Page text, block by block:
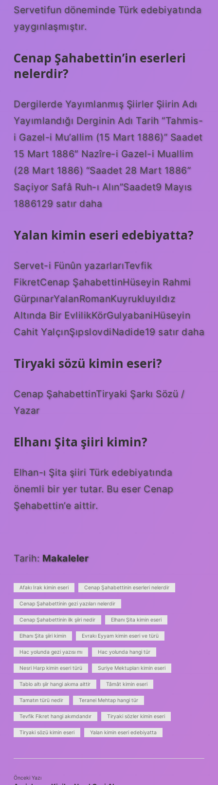
Servetifun döneminde Türk edebiyatında
yaygınlaşmıştır.
Cenap Şahabettin’in eserleri
nelerdir?
Dergilerde Yayımlanmış Şiirler Şiirin Adı
Yayımlandığı Derginin Adı Tarih “Tahmis-
i Gazel-i Mu’allim (15 Mart 1886)” Saadet
15 Mart 1886″ Nazîre-i Gazel-i Muallim
(28 Mart 1886) “Saadet 28 Mart 1886”
Saçiyor Safâ Ruh-ı Alın”Saadet9 Mayıs
1886129 satır daha
Yalan kimin eseri edebiyatta?
Servet-i Fünûn yazarlarıTevfik
FikretCenap ŞahabettinHüseyin Rahmi
GürpınarYalanRomanKuyrukluyıldız
Altında Bir EvlilikKörGulyabaniHüseyin
Cahit YalçınŞıpslovdiNadide19 satır daha
Tiryaki sözü kimin eseri?
Cenap ŞahabettinTiryaki Şarkı Sözü /
Yazar
Elhanı Şita şiiri kimin?
Elhan-ı Şita şiiri Türk edebiyatında
önemli bir yer tutar. Bu eser Cenap
Şehabettin’e aittir.
Tarih: Makaleler
Afakı Irak kimin eseri Cenap Şahabettinin eserleri nelerdir
Cenap Şahabettinin gezi yazıları nelerdir
Cenap Şahabettinin ilk şiiri nedir Elhanı Şita kimin eseri
Elhanı Şita şiiri kimin Evrakı Eyyam kimin eseri ve türü
Hac yolunda gezi yazısı mı Hac yolunda hangi tür
Nesri Harp kimin eseri türü Suriye Mektupları kimin eseri
Tablo altı şiir hangi akıma aittir Tâmât kimin eseri
Tamatın türü nedir Teranei Mehtap hangi tür
Tevfik Fikret hangi akımdandır Tiryaki sözler kimin eseri
Tiryaki sözü kimin eseri Yalan kimin eseri edebiyatta
Önceki Yazı